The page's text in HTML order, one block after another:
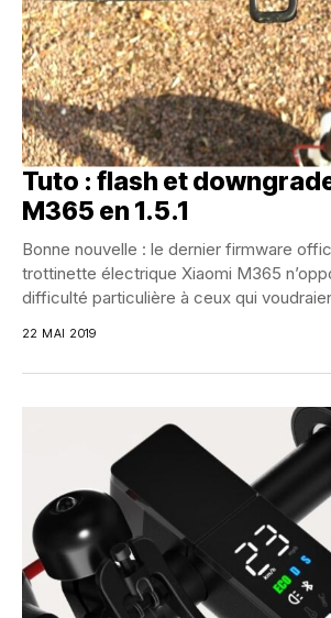
Tuto : flash et
M365 en 1.5.1
Bonne nouvelle : le dernier firmware
trottinette électrique Xiaomi M365
difficulté particulière à ceux qui
22 MAI 2019